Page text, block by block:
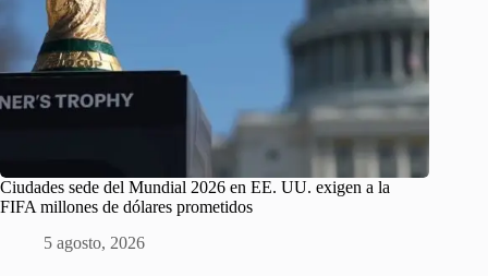
Ciudades sede del Mundial 2026 en EE. UU. exigen a la
FIFA millones de dólares prometidos
5 agosto, 2026